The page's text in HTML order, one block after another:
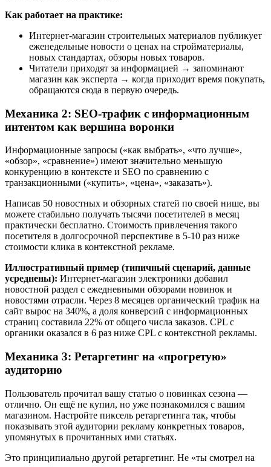
Как работает на практике:
Интернет-магазин строительных материалов публикует
еженедельные новости о ценах на стройматериалы,
новых стандартах, обзоры новых товаров.
Читатели приходят за информацией → запоминают
магазин как эксперта → когда приходит время покупать,
обращаются сюда в первую очередь.
Механика 2: SEO-трафик с информационным
интентом как вершина воронки
Информационные запросы («как выбрать», «что лучше»,
«обзор», «сравнение») имеют значительно меньшую
конкуренцию в контексте и SEO по сравнению с
транзакционными («купить», «цена», «заказать»).
Написав 50 новостных и обзорных статей по своей нише, вы
можете стабильно получать тысячи посетителей в месяц
практически бесплатно. Стоимость привлечения такого
посетителя в долгосрочной перспективе в 5-10 раз ниже
стоимости клика в контекстной рекламе.
Иллюстративный пример (типичный сценарий, данные
усреднены): Интернет-магазин электроники добавил
новостной раздел с ежедневными обзорами новинок и
новостями отрасли. Через 8 месяцев органический трафик на
сайт вырос на 340%, а доля конверсий с информационных
страниц составила 22% от общего числа заказов. CPL с
органики оказался в 6 раз ниже CPL с контекстной рекламы.
Механика 3: Ретаргетинг на «прогретую»
аудиторию
Пользователь прочитал вашу статью о новинках сезона —
отлично. Он ещё не купил, но уже познакомился с вашим
магазином. Настройте пиксель ретаргетинга так, чтобы
показывать этой аудитории рекламу конкретных товаров,
упомянутых в прочитанных ими статьях.
Это принципиально другой ретаргетинг. Не «ты смотрел на